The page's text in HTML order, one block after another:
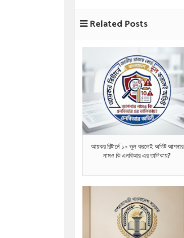
Related Posts
আয়কর রিটার্নে ১০ ভুল করলেই অডিট আপনার
নামও কি এনবিআর এর তালিকায়?